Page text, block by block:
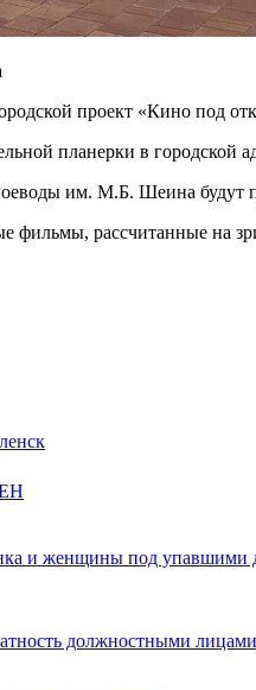
проект «Кино под
планерки в
им. М.Б. Шеина будут
рассчитанные на
и женщины под упавшими
должностными лицами